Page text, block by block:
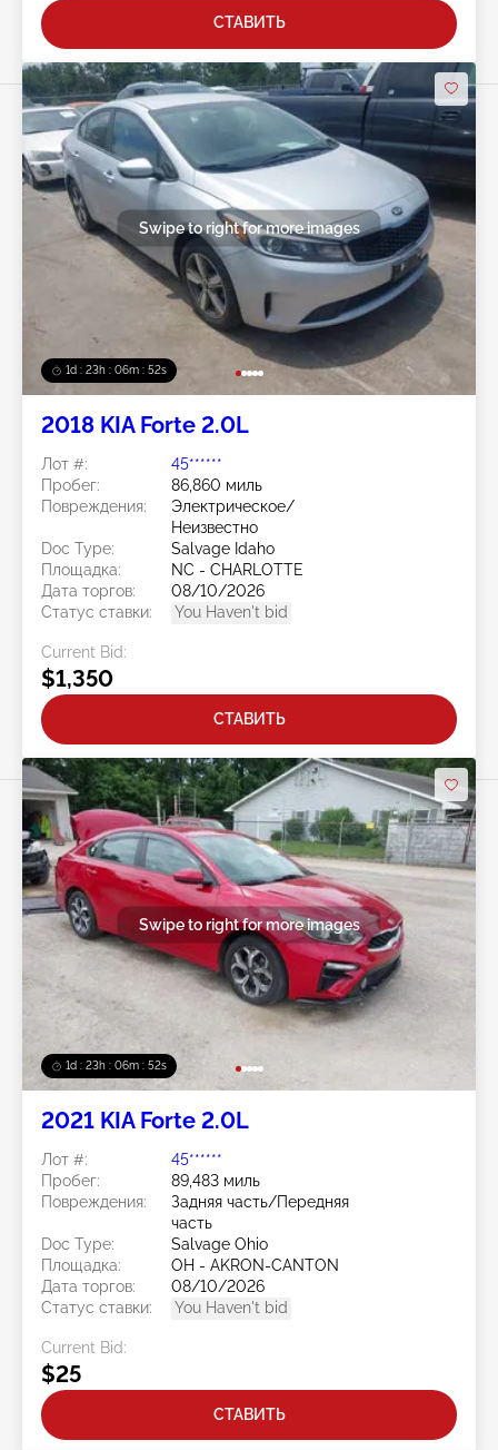
СТАВИТЬ
1d : 23h : 06m : 50s
Swipe to right for more images
2018 KIA Forte 2.0L
Лот #:
45******
Пробег:
86,860 миль
Повреждения:
Электрическое/
Неизвестно
Doc Type:
Salvage Idaho
Площадка:
NC - CHARLOTTE
Дата торгов:
08/10/2026
Статус ставки:
You Haven't bid
Current Bid:
$1,350
СТАВИТЬ
1d : 23h : 06m : 50s
Swipe to right for more images
2021 KIA Forte 2.0L
Лот #:
45******
Пробег:
89,483 миль
Повреждения:
Задняя часть/Передняя
часть
Doc Type:
Salvage Ohio
Площадка:
OH - AKRON-CANTON
Дата торгов:
08/10/2026
Статус ставки:
You Haven't bid
Current Bid:
$25
СТАВИТЬ